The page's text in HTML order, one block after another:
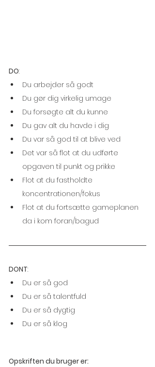
DO:
Du arbejder så godt
Du gør dig virkelig umage
Du forsøgte alt du kunne
Du gav alt du havde i dig
Du var så god til at blive ved
Det var så flot at du udførte
opgaven til punkt og prikke
Flot at du fastholdte
koncentrationen/fokus
Flot at du fortsætte gameplanen
da i kom foran/bagud
DONT:
Du er så god
Du er så talentfuld
Du er så dygtig
Du er så klog
Opskriften du bruger er: